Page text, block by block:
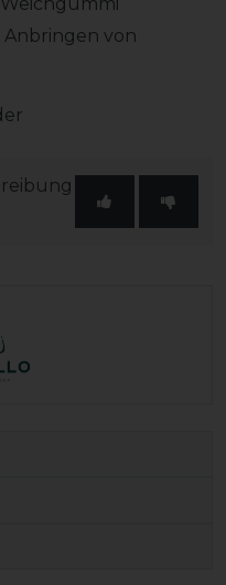
Anbringen von